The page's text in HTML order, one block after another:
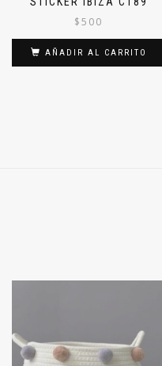
$500
AÑADIR AL CARRITO